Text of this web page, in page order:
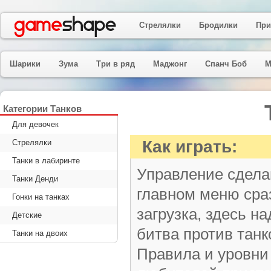
Как играть:
Управление
главном меню
загрузка, здесь
битва против
Правила и
Категории Танков
Для девочек
Стрелялки
Танки в лабиринте
Танки Денди
Гонки на танках
Детские
Танки на двоих
Стрелялки Бродилки
Шарики Зума Три в ряд Маджонг Спанч Боб